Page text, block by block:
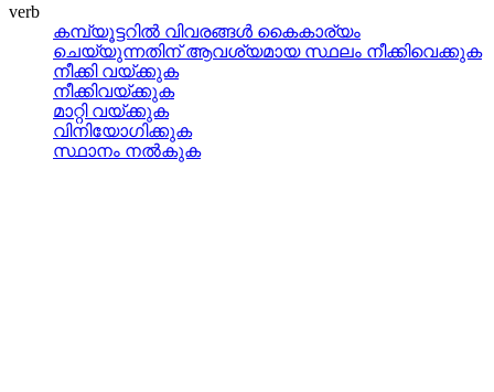
verb
കമ്പ്യൂട്ടറില്‍ വിവരങ്ങള്‍ കൈകാര്യം
ചെയ്യുന്നതിന്‌ ആവശ്യമായ സ്ഥലം നീക്കിവെക്കുക
നീക്കി വയ്‌ക്കുക
നീക്കിവയ്‌ക്കുക
മാറ്റി വയ്‌ക്കുക
വിനിയോഗിക്കുക
സ്ഥാനം നല്‍കുക